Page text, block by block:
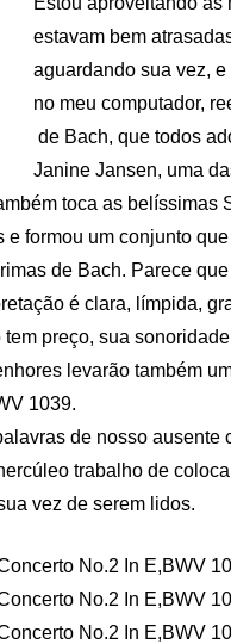
estavam bem
aguardando sua vez,
no meu computador,
de Bach, que todos
Janine Jansen, uma
toca as belíssimas
e formou um conjunto
de Bach. Parece
é clara, límpida,
preço, sua
levarão também
1039.
de nosso
trabalho de
vez de serem lidos.
No.2 In E,BWV
No.2 In E,BWV
No.2 In E,BWV